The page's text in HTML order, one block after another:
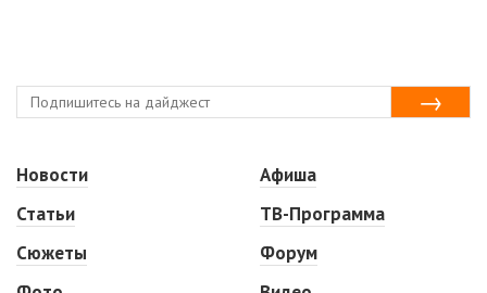
Новости
Статьи
Сюжеты
Афиша
ТВ-Программа
Форум